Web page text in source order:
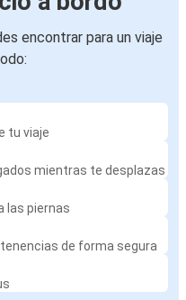
encontrar para un viaje
tu viaje
mientras te desplazas
las piernas
de forma segura